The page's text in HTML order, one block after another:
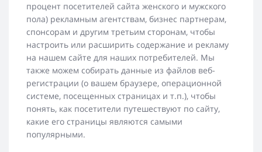
процент посетителей сайта женского и мужского
пола) рекламным агентствам, бизнес партнерам,
спонсорам и другим третьим сторонам, чтобы
настроить или расширить содержание и рекламу
на нашем сайте для наших потребителей. Мы
также можем собирать данные из файлов веб-
регистрации (о вашем браузере, операционной
системе, посещенных страницах и т.п.), чтобы
понять, как посетители путешествуют по сайту,
какие его страницы являются самыми
популярными.